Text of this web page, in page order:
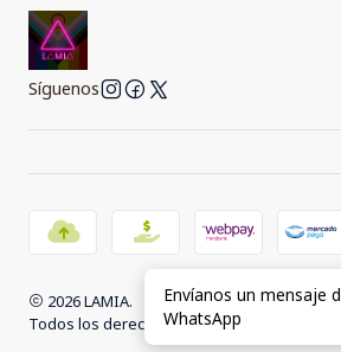
Síguenos
2026 LAMIA.
Todos los derechos reservados.
Envíanos un mensaje
WhatsApp